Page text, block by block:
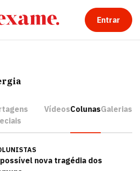
Entrar
VídeosColunasGalerias
nova tragédia dos